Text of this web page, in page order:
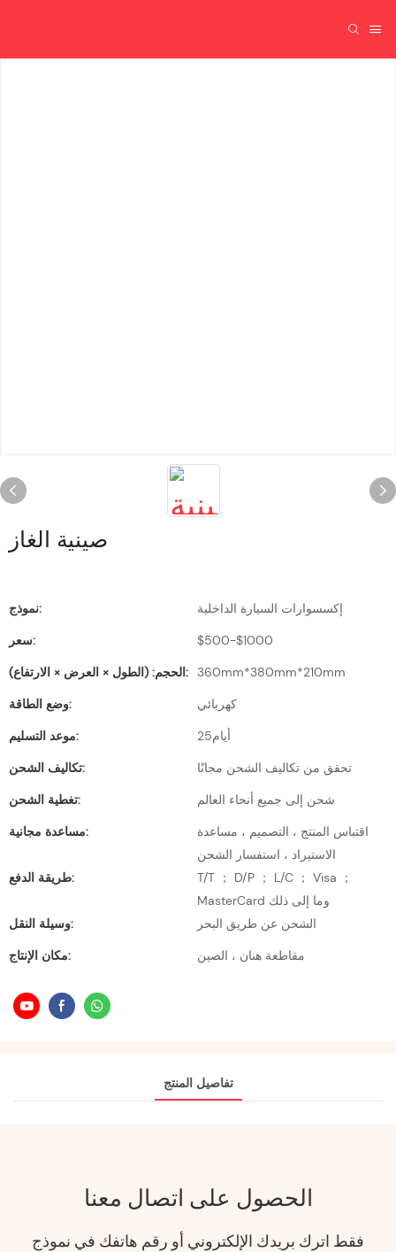
صينية الغاز
نموذج:
إكسسوارات السيارة الداخلية
سعر:
$500-$1000
الحجم: (الطول × العرض × الارتفاع): 360mm*380mm*210mm
وضع الطاقة:
كهربائي
موعد التسليم:
أيام25
تكاليف الشحن:
تحقق من تكاليف الشحن مجانًا
تغطية الشحن:
شحن إلى جميع أنحاء العالم
مساعدة مجانية:
اقتباس المنتج ، التصميم ، مساعدة
الاستيراد ، استفسار الشحن
طريقة الدفع:
T/T ； D/P ； L/C ； Visa ；
MasterCard وما إلى ذلك
وسيلة النقل:
الشحن عن طريق البحر
مكان الإنتاج:
مقاطعة هنان ، الصين
تفاصيل المنتج
الحصول على اتصال معنا
فقط اترك بريدك الإلكتروني أو رقم هاتفك في نموذج